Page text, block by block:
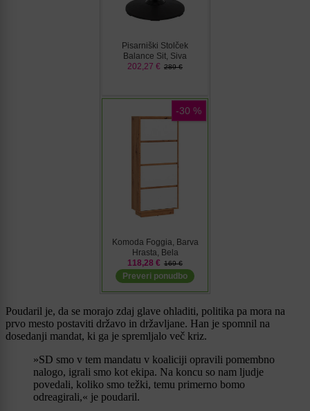
Poudaril je, da se morajo zdaj glave ohladiti, politika pa mora na
prvo mesto postaviti državo in državljane. Han je spomnil na
dosedanji mandat, ki ga je spremljalo več kriz.
»SD smo v tem mandatu v koaliciji opravili pomembno
nalogo, igrali smo kot ekipa. Na koncu so nam ljudje
povedali, koliko smo težki, temu primerno bomo
odreagirali,« je poudaril.